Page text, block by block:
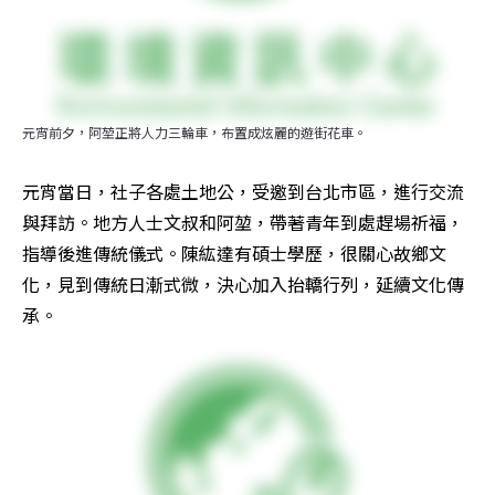
元宵前夕，阿堃正將人力三輪車，布置成炫麗的遊街花車。
元宵當日，社子各處土地公，受邀到台北市區，進行交流
與拜訪。地方人士文叔和阿堃，帶著青年到處趕場祈福，
指導後進傳統儀式。陳紘達有碩士學歷，很關心故鄉文
化，見到傳統日漸式微，決心加入抬轎行列，延續文化傳
承。